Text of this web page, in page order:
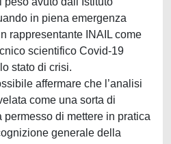
in piena emergenza
rappresentante INAIL come
scientifico Covid-19
stato di crisi.
affermare che l’analisi
come una sorta di
permesso di mettere in pratica
generale della